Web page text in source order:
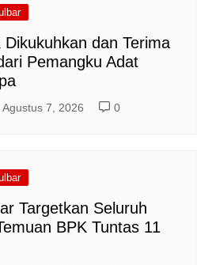
dan Terima
Pemangku Adat
Agustus 7, 2026 0
Targetkan Seluruh
BPK Tuntas 11